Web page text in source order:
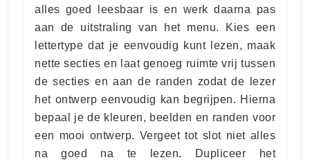
alles goed leesbaar is en werk daarna pas
aan de uitstraling van het menu. Kies een
lettertype dat je eenvoudig kunt lezen, maak
nette secties en laat genoeg ruimte vrij tussen
de secties en aan de randen zodat de lezer
het ontwerp eenvoudig kan begrijpen. Hierna
bepaal je de kleuren, beelden en randen voor
een mooi ontwerp. Vergeet tot slot niet alles
na goed na te lezen. Dupliceer het